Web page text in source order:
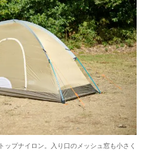
ップナイロン。入り口のメッシュ窓も小さく